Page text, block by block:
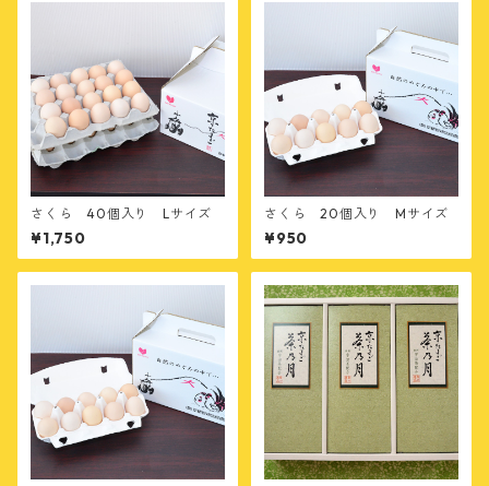
さくら 40個入り Lサイズ
¥1,750
さくら 20個入り Mサイズ
¥950